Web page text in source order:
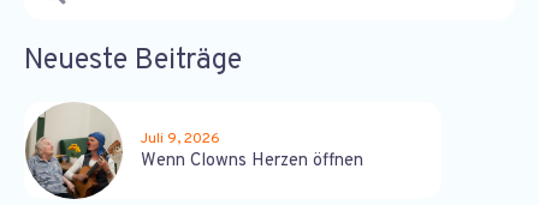
Neueste Beiträge
Juli 9, 2026
Wenn Clowns Herzen öffnen